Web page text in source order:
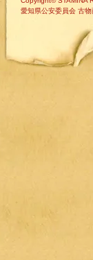
愛知県公安委員会 古